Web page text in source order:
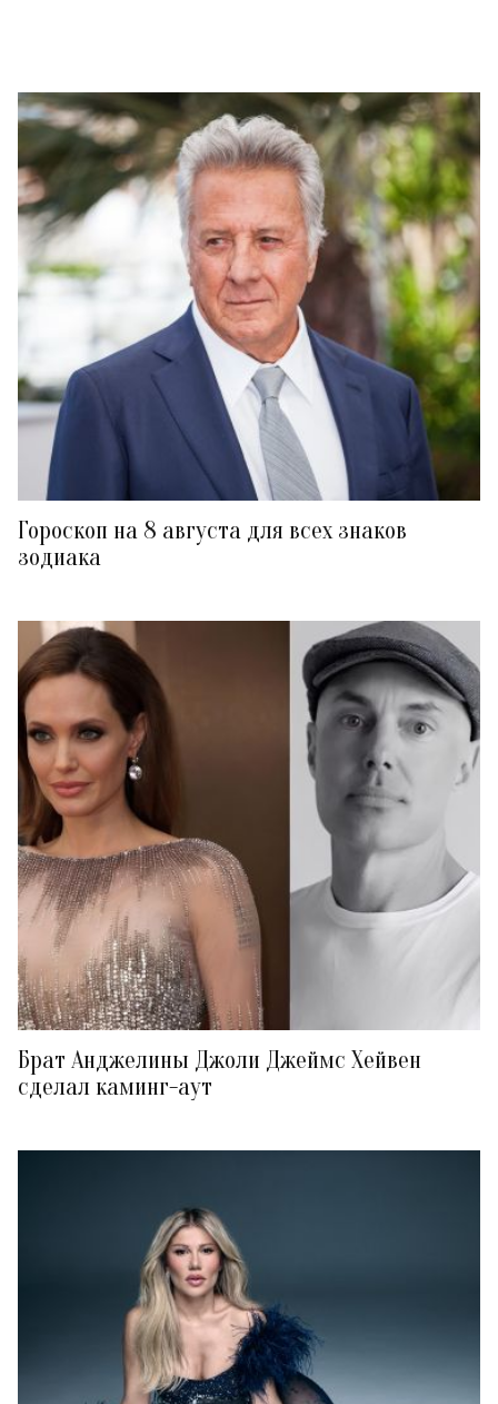
Гороскоп на 8 августа для всех знаков
зодиака
Брат Анджелины Джоли Джеймс Хейвен
сделал каминг-аут